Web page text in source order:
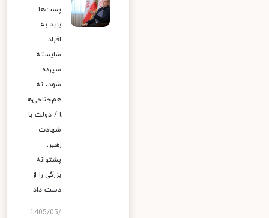
پست‌ها
باید به
افراد
شایسته
سپرده
شود، نه
هم‌جناحی‌ه
ا / دولت با
شهادت
رهبر،
پشتوانه
بزرگی را از
دست داد
1405/05/